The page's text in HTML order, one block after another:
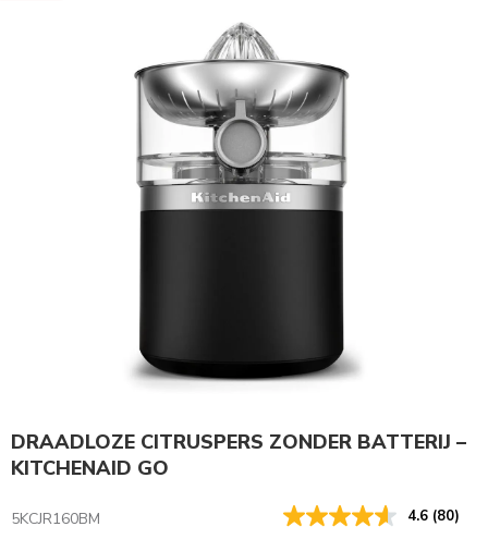
DRAADLOZE CITRUSPERS ZONDER BATTERIJ –
KITCHENAID GO
5KCJR160BM 4.6 (80)